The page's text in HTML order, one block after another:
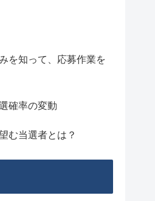
を知って、応募作業を
確率の変動
む当選者とは？